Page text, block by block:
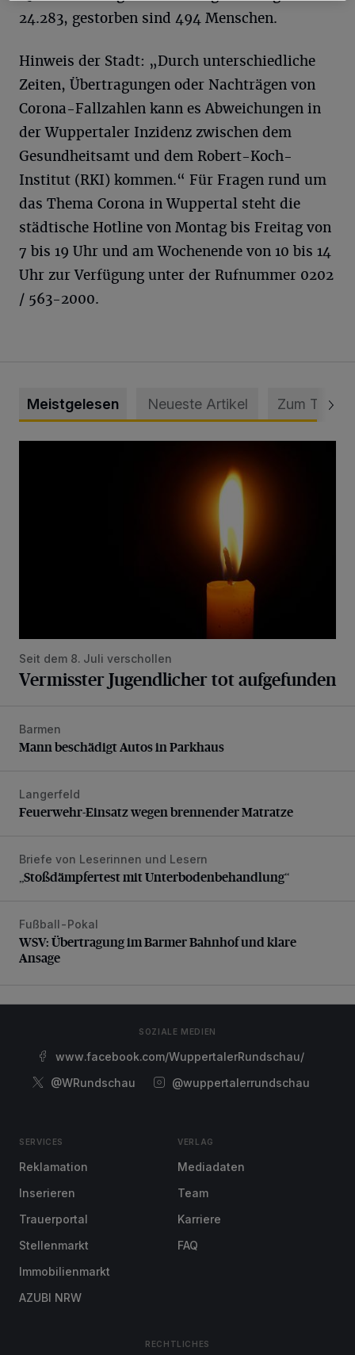
24.283, gestorben sind 494 Menschen.
Hinweis der Stadt: „Durch unterschiedliche
Zeiten, Übertragungen oder Nachträgen von
Corona-Fallzahlen kann es Abweichungen in
der Wuppertaler Inzidenz zwischen dem
Gesundheitsamt und dem Robert-Koch-
Institut (RKI) kommen.“ Für Fragen rund um
das Thema Corona in Wuppertal steht die
städtische Hotline von Montag bis Freitag von
7 bis 19 Uhr und am Wochenende von 10 bis 14
Uhr zur Verfügung unter der Rufnummer 0202
/ 563-2000.
Meistgelesen Neueste Artikel Zum Thema
Seit dem 8. Juli verschollen
Vermisster Jugendlicher tot aufgefunden
Mann beschädigt Autos in Parkhaus
Barmen
Mann beschädigt Autos in Parkhaus
Feuerwehr-Einsatz wegen brennender Matratze
Langerfeld
Feuerwehr-Einsatz wegen brennender Matratze
„Stoßdämpfertest mit Unterbodenbehandlung“
Briefe von Leserinnen und Lesern
„Stoßdämpfertest mit Unterbodenbehandlung“
WSV: Übertragung im Barmer Bahnhof und klare Ansage
Fußball-Pokal
WSV: Übertragung im Barmer Bahnhof und klare
Ansage
SOZIALE MEDIEN
www.facebook.com/WuppertalerRundschau/
@WRundschau
@wuppertalerrundschau
SERVICES
Reklamation
Inserieren
Trauerportal
Stellenmarkt
Immobilienmarkt
AZUBI NRW
VERLAG
Mediadaten
Team
Karriere
FAQ
RECHTLICHES